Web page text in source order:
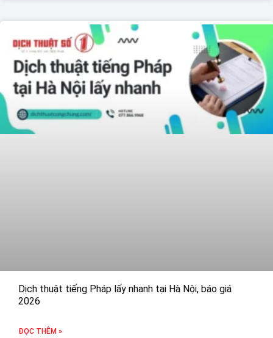
Dịch thuật tiếng Pháp lấy nhanh tại Hà Nội, báo giá
2026
ĐỌC THÊM »